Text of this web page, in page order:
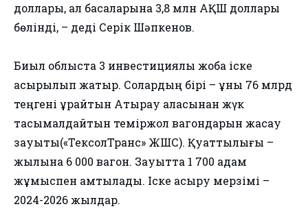
доллары, ал басқаларына 3,8 млн АҚШ доллары
бөлінді, – деді Серік Шәпкенов.
Биыл облыста 3 инвестициялық жоба іске
асырылып жатыр. Солардың бірі – құны 76 млрд
теңгені құрайтын Атырау қаласынан жүк
тасымалдайтын теміржол вагондарын жасау
зауыты(«ТексолТранс» ЖШС). Қуаттылығы –
жылына 6 000 вагон. Зауытта 1 700 адам
жұмыспен қамтылады. Іске асыру мерзімі –
2024-2026 жылдар.